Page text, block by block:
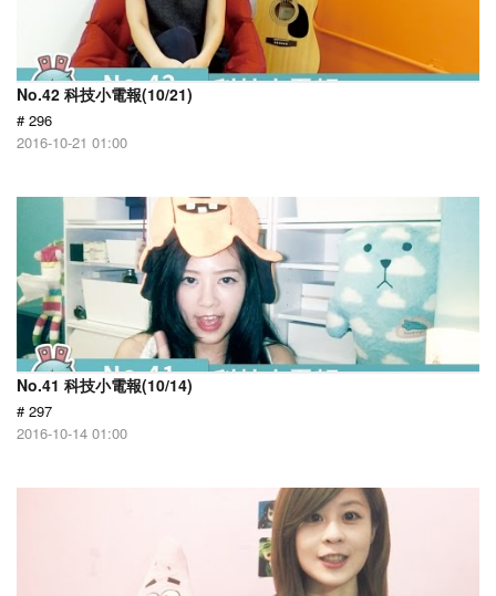
No.42 科技小電報(10/21)
# 296
2016-10-21 01:00
No.41 科技小電報(10/14)
# 297
2016-10-14 01:00